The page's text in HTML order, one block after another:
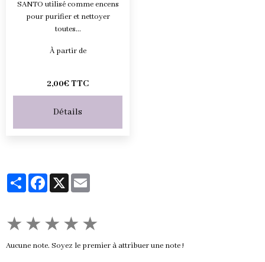
SANTO utilisé comme encens
pour purifier et nettoyer
toutes...
À partir de
2,00€ TTC
Détails
PartagerFacebook
X
★ ★ ★ ★ ★
Aucune note. Soyez le premier à attribuer une note !